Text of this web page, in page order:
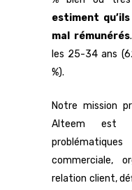
estiment
mal rémunérés
les 25-34 ans
%).
Notre mission
Alteem est
commerciale,
relation client,